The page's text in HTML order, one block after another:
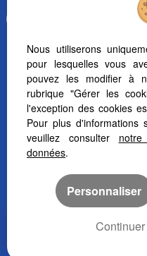
To offer you a
or smartphone, our
Nous utiliserons
pour lesquelles vous
pouvez les modifier à
rubrique "Gérer les
l'exception des cookies
Pour plus d'informations
veuillez consulter
données.
Personnaliser